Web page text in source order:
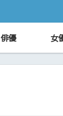
俳優 女